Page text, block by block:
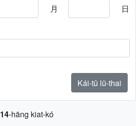
月
日
Kái-tû lū-thai
14-hāng kiat-kó